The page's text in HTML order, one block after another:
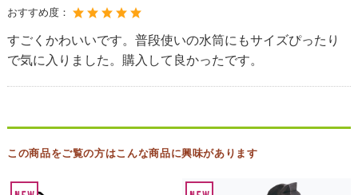
おすすめ度：
すごくかわいいです。普段使いの水筒にもサイズぴったり
で気に入りました。購入して良かったです。
この商品をご覧の方はこんな商品に興味があります